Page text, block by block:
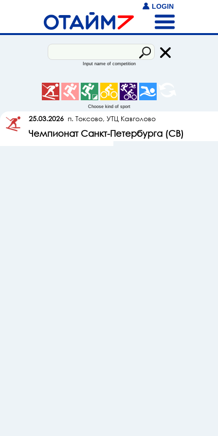
LOGIN
Input name of competition
Choose kind of sport
25.03.2026п. Токсово, УТЦ Кавголово
Чемпионат Санкт-Петербурга (СВ)